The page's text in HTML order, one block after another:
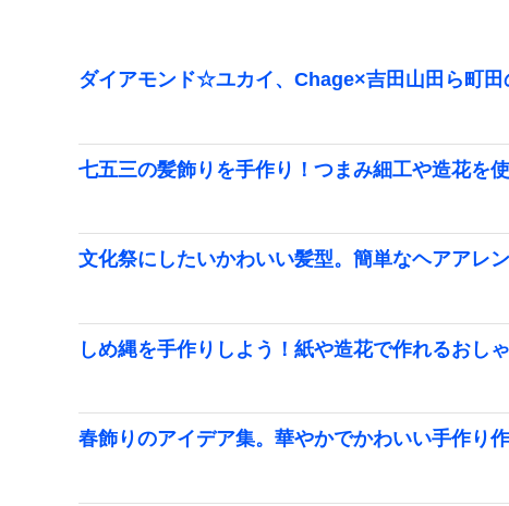
ダイアモンド☆ユカイ、Chage×吉田山田ら町田
七五三の髪飾りを手作り！つまみ細工や造花を
文化祭にしたいかわいい髪型。簡単なヘアアレ
しめ縄を手作りしよう！紙や造花で作れるおし
春飾りのアイデア集。華やかでかわいい手作り